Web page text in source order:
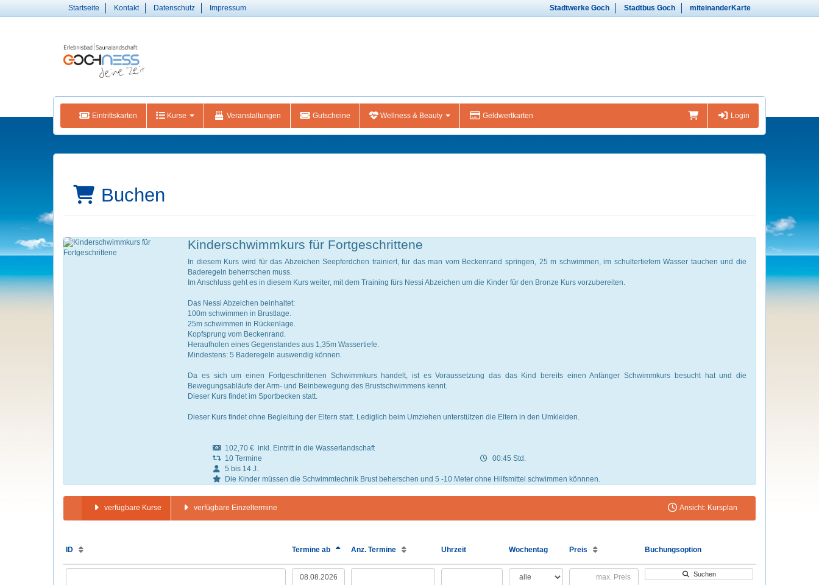
Startseite Kontakt Datenschutz Impressum Stadtwerke Goch Stadtbus Goch miteinanderKarte
Eintrittskarten Kurse Veranstaltungen Gutscheine Wellness & Beauty Geldwertkarten Login
Buchen
Kinderschwimmkurs für Fortgeschrittene
In diesem Kurs wird für das Abzeichen Seepferdchen trainiert, für das man vom Beckenrand springen, 25 m schwimmen, im schultertiefem Wasser tauchen und die
Baderegeln beherrschen muss.
Im Anschluss geht es in diesem Kurs weiter, mit dem Training fürs Nessi Abzeichen um die Kinder für den Bronze Kurs vorzubereiten.
Das Nessi Abzeichen beinhaltet:
100m schwimmen in Brustlage.
25m schwimmen in Rückenlage.
Kopfsprung vom Beckenrand.
Heraufholen eines Gegenstandes aus 1,35m Wassertiefe.
Mindestens: 5 Baderegeln auswendig können.
Da es sich um einen Fortgeschrittenen Schwimmkurs handelt, ist es Voraussetzung das das Kind bereits einen Anfänger Schwimmkurs besucht hat und die
Bewegungsabläufe der Arm- und Beinbewegung des Brustschwimmens kennt.
Dieser Kurs findet im Sportbecken statt.
Dieser Kurs findet ohne Begleitung der Eltern statt. Lediglich beim Umziehen unterstützen die Eltern in den Umkleiden.
102,70 € inkl. Eintritt in die Wasserlandschaft
10 Termine
00:45 Std.
5 bis 14 J.
Die Kinder müssen die Schwimmtechnik Brust beherschen und 5 -10 Meter ohne Hilfsmittel schwimmen könnnen.
verfügbare Kurse verfügbare Einzeltermine Ansicht: Kursplan
ID Termine ab Anz. Termine Uhrzeit Wochentag Preis Buchungsoption
Suchen